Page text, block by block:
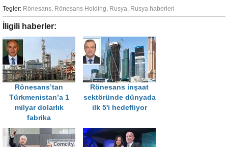
Tegler: Rönesans, Rönesans Holding, Rusya, Rusya haberleri
İligili haberler:
Rönesans’tan
Türkmenistan’a 1
milyar dolarlık
fabrika
Rönesans inşaat
sektöründe dünyada
ilk 5'i hedefliyor